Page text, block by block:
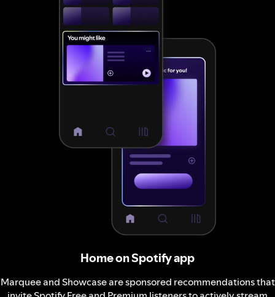
Home on Spotify app
Marquee and Showcase are sponsored recommendations that